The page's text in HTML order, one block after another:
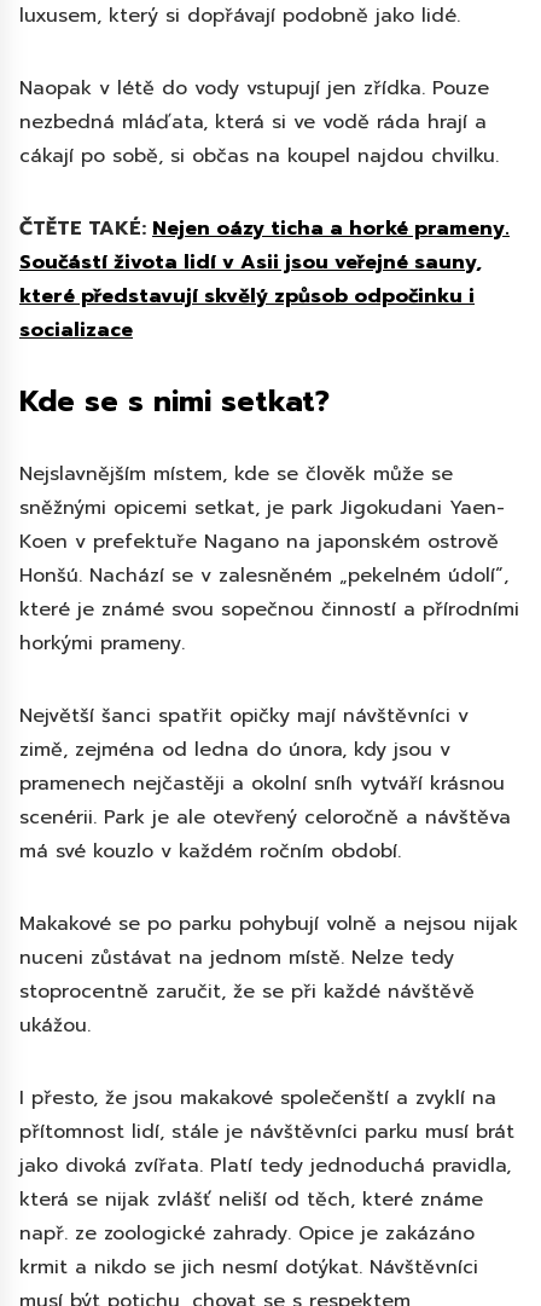
luxusem, který si dopřávají podobně jako lidé.
Naopak v létě do vody vstupují jen zřídka. Pouze
nezbedná mláďata, která si ve vodě ráda hrají a
cákají po sobě, si občas na koupel najdou chvilku.
ČTĚTE TAKÉ: Nejen oázy ticha a horké prameny.
Součástí života lidí v Asii jsou veřejné sauny,
které představují skvělý způsob odpočinku i
socializace
Kde se s nimi setkat?
Nejslavnějším místem, kde se člověk může se
sněžnými opicemi setkat, je park Jigokudani Yaen-
Koen v prefektuře Nagano na japonském ostrově
Honšú. Nachází se v zalesněném „pekelném údolí“,
které je známé svou sopečnou činností a přírodními
horkými prameny.
Největší šanci spatřit opičky mají návštěvníci v
zimě, zejména od ledna do února, kdy jsou v
pramenech nejčastěji a okolní sníh vytváří krásnou
scenérii. Park je ale otevřený celoročně a návštěva
má své kouzlo v každém ročním období.
Makakové se po parku pohybují volně a nejsou nijak
nuceni zůstávat na jednom místě. Nelze tedy
stoprocentně zaručit, že se při každé návštěvě
ukážou.
I přesto, že jsou makakové společenští a zvyklí na
přítomnost lidí, stále je návštěvníci parku musí brát
jako divoká zvířata. Platí tedy jednoduchá pravidla,
která se nijak zvlášť neliší od těch, které známe
např. ze zoologické zahrady. Opice je zakázáno
krmit a nikdo se jich nesmí dotýkat. Návštěvníci